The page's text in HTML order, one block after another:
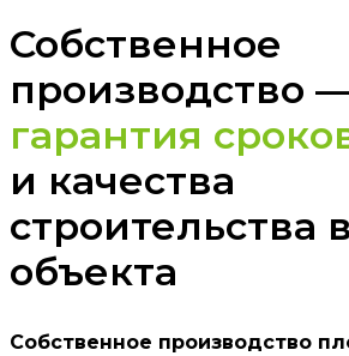
Собственное
производство
гарантия
и качества
строительства
объекта
Собственное производство